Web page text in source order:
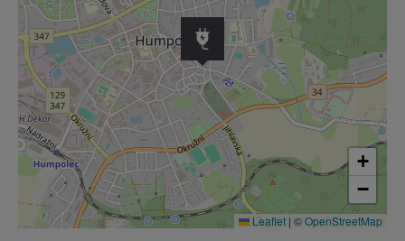
+
−
Leaflet | ©OpenStreetMap